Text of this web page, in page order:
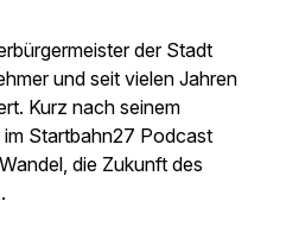
der Stadt
und seit vielen Jahren
Kurz nach seinem
Startbahn27 Podcast
die Zukunft des